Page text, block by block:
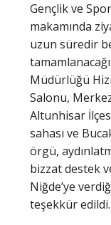
Gençlik ve Spor
makamında
uzun süredir
Müdürlüğü
Salonu,
Altunhisar
sahası ve
örgü,
bizzat destek
Niğde’ye
teşekkür edildi.